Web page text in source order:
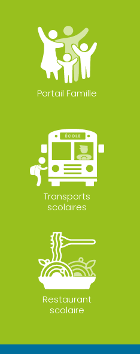
Portail Famille
Transports
scolaires
Restaurant
scolaire